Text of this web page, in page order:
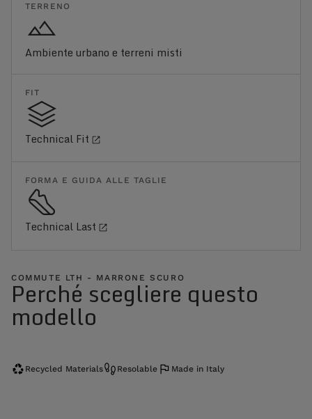
TERRENO
Ambiente urbano e terreni misti
FIT
Technical Fit
FORMA E GUIDA ALLE TAGLIE
Technical Last
COMMUTE LTH - MARRONE SCURO
Perché scegliere questo
modello
Recycled Materials Resolable Made in Italy